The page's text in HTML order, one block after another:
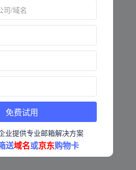
性能的提升，垃圾邮件智能过
病毒邮件智能隔离
垃圾邮件智能过滤
免费试用
业提供专业邮箱解决方案
送域名或京东购物卡